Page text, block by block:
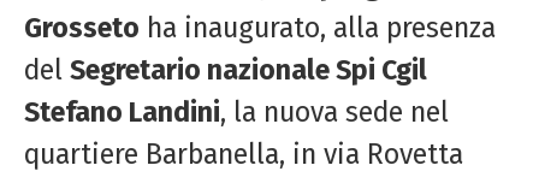
Grosseto ha inaugurato, alla presenza
del Segretario nazionale Spi Cgil
Stefano Landini, la nuova sede nel
quartiere Barbanella, in via Rovetta